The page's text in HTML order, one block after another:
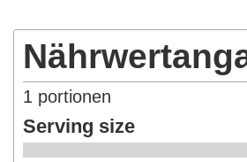
1 portionen
Serving size